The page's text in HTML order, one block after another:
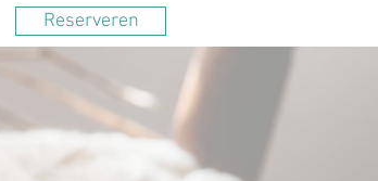
Reserveren